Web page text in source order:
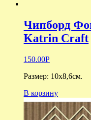
Чипборд
Katrin Craft
150.00Р
Размер: 10х8,6см.
В корзину